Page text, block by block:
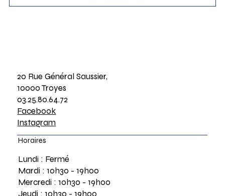
20 Rue Général Saussier,
10000 Troyes
03.25.80.64.72
Facebook
Instagram
Horaires
Lundi : Fermé
Mardi : 10h30 - 19h00
Mercredi : 10h30 - 19h00